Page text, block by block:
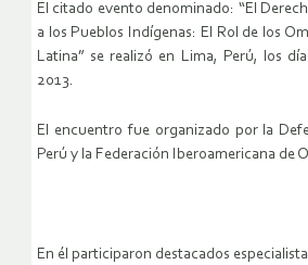
El citado evento denominado: “El
a los Pueblos Indígenas: El Rol de los
Latina” se realizó en Lima, Perú, los
2013.
El encuentro fue organizado por la
Perú y la Federación Iberoamericana de
En él participaron destacados